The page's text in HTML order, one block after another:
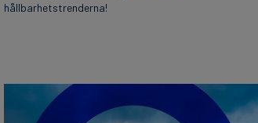
hållbarhetstrenderna!